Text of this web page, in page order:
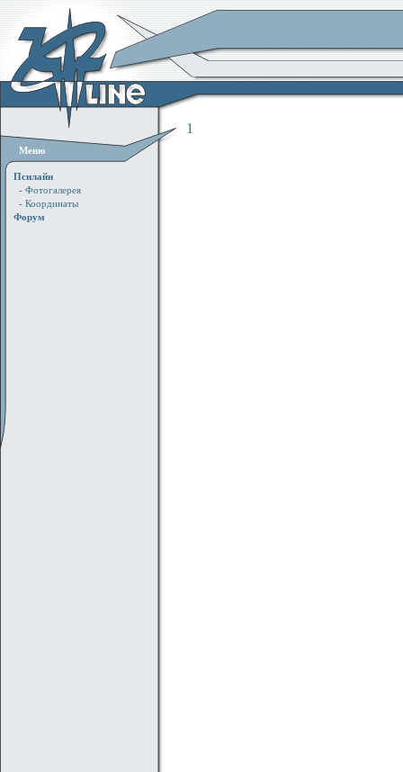
Меню
Псилайн
- Фотогалерея
- Координаты
Форум
1